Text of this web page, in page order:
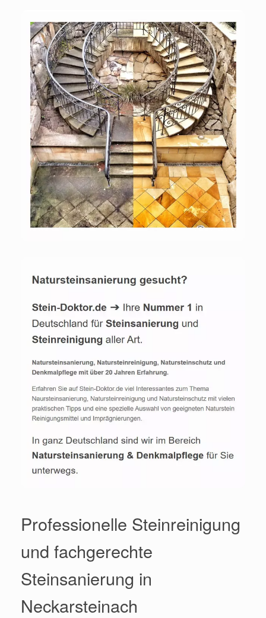
Professionelle Steinreinigung
und fachgerechte
Steinsanierung in
Neckarsteinach